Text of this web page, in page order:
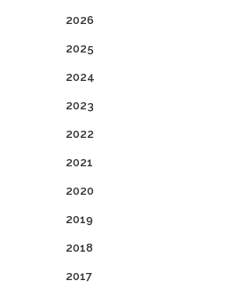
2026
2025
2024
2023
2022
2021
2020
2019
2018
2017